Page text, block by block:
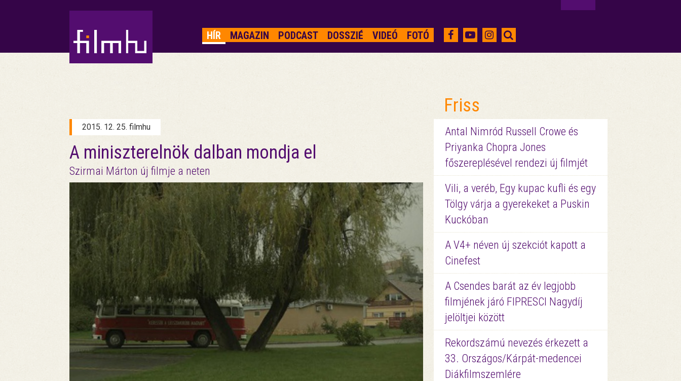
HÍR MAGAZIN PODCAST DOSSZIÉ VIDEÓ FOTÓ
2015. 12. 25. filmhu
A miniszterelnök dalban mondja el
Szirmai Márton új filmje a neten
Friss
Antal Nimród Russell Crowe és
Priyanka Chopra Jones
főszereplésével rendezi új filmjét
Vili, a veréb, Egy kupac kufli és egy
Tölgy várja a gyerekeket a Puskin
Kuckóban
A V4+ néven új szekciót kapott a
Cinefest
A Csendes barát az év legjobb
filmjének járó FIPRESCI Nagydíj
jelöltjei között
Rekordszámú nevezés érkezett a
33. Országos/Kárpát-medencei
Diákfilmszemlére